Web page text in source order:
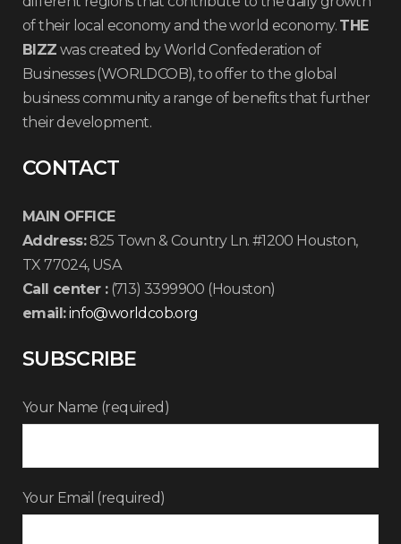
of their local economy and the world economy. THE
BIZZ was created by World Confederation of
Businesses (WORLDCOB), to offer to the global
business community a range of benefits that further
their development.
CONTACT
MAIN OFFICE
Address:825 Town & Country Ln. #1200 Houston,
TX 77024, USA
Call center :(713) 3399900 (Houston)
email:info@worldcob.org
SUBSCRIBE
Your Name (required)
Your Email (required)